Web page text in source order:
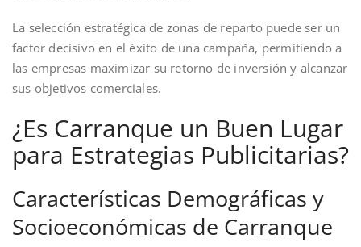
La selección estratégica de zonas de reparto puede ser un
factor decisivo en el éxito de una campaña, permitiendo a
las empresas maximizar su retorno de inversión y alcanzar
sus objetivos comerciales.
¿Es Carranque un Buen Lugar
para Estrategias Publicitarias?
Características Demográficas y
Socioeconómicas de Carranque